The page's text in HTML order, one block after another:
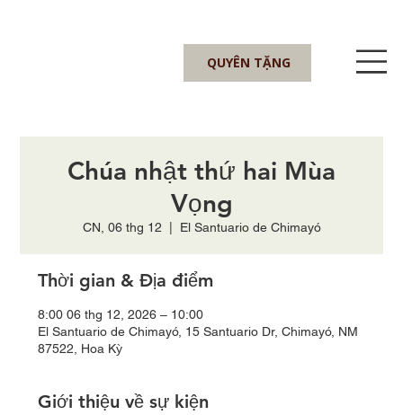
QUYÊN TẶNG
Chúa nhật thứ hai Mùa
Vọng
CN, 06 thg 12 El Santuario de Chimayó
Thời gian & Địa điểm
8:00 06 thg 12, 2026 – 10:00
El Santuario de Chimayó, 15 Santuario Dr, Chimayó, NM
87522, Hoa Kỳ
Giới thiệu về sự kiện